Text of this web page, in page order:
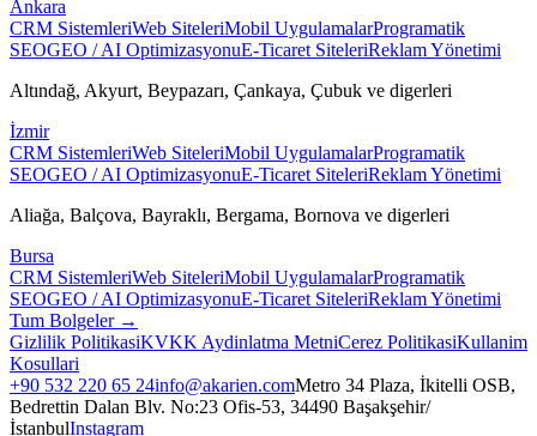
Ankara
CRM SistemleriWeb SiteleriMobil UygulamalarProgramatik
SEOGEO / AI OptimizasyonuE-Ticaret SiteleriReklam Yönetimi
Altındağ, Akyurt, Beypazarı, Çankaya, Çubuk ve digerleri
İzmir
CRM SistemleriWeb SiteleriMobil UygulamalarProgramatik
SEOGEO / AI OptimizasyonuE-Ticaret SiteleriReklam Yönetimi
Aliağa, Balçova, Bayraklı, Bergama, Bornova ve digerleri
Bursa
CRM SistemleriWeb SiteleriMobil UygulamalarProgramatik
SEOGEO / AI OptimizasyonuE-Ticaret SiteleriReklam Yönetimi
Tum Bolgeler →
Gizlilik PolitikasiKVKK Aydinlatma MetniCerez PolitikasiKullanim
Kosullari
+90 532 220 65 24info@akarien.comMetro 34 Plaza, İkitelli OSB,
Bedrettin Dalan Blv. No:23 Ofis-53, 34490 Başakşehir/
İstanbulInstagram